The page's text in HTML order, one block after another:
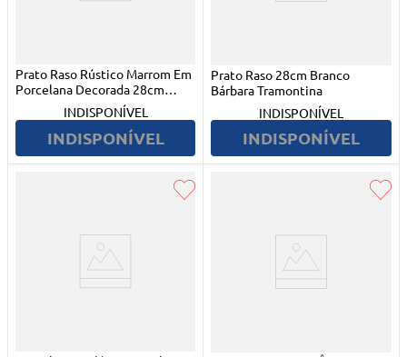
Prato Raso Rústico Marrom Em
Porcelana Decorada 28cm
TramontinaINDISPONÍVEL
INDISPONÍVEL
Prato Raso 28cm Branco
Bárbara Tramontina
INDISPONÍVEL
INDISPONÍVEL